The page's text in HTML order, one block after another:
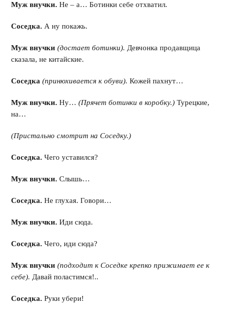
Муж внучки.Не – а… Ботинки себе отхватил.
Соседка. А ну покажь.
Муж внучки(достает ботинки). Девчонка продавщица
сказала, не китайские.
Соседка(принюхивается к обуви). Кожей пахнут…
Муж внучки. Ну…(Прячет ботинки в коробку.) Турецкие,
на…
(Пристально смотрит на Соседку.)
Соседка.Чего уставился?
Муж внучки. Слышь…
Соседка.Не глухая. Говори…
Муж внучки. Иди сюда.
Соседка. Чего, иди сюда?
Муж внучки(подходит к Соседке крепко прижимает ее к
себе). Давай поластимся!..
Соседка.Руки убери!